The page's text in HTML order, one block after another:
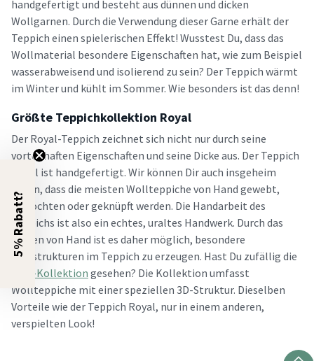
handgefertigt und besteht aus dünnen und dicken
Wollgarnen. Durch die Verwendung dieser Garne erhält der
Teppich einen spielerischen Effekt! Wusstest Du, dass das
Wollmaterial besondere Eigenschaften hat, wie zum Beispiel
wasserabweisend und isolierend zu sein? Der Teppich wärmt
im Winter und kühlt im Sommer. Wie besonders ist das denn!
Größte Teppichkollektion Royal
Der Royal-Teppich zeichnet sich nicht nur durch seine
vorteilhaften Eigenschaften und seine Dicke aus. Der Teppich
Royal ist handgefertigt. Wir können Dir auch insgeheim
sagen, dass die meisten Wollteppiche von Hand gewebt,
geflochten oder geknüpft werden. Die Handarbeit des
Teppichs ist also ein echtes, uraltes Handwerk. Durch das
Weben von Hand ist es daher möglich, besondere
Webstrukturen im Teppich zu erzeugen. Hast Du zufällig die
Knit-Kollektion gesehen? Die Kollektion umfasst
Wollteppiche mit einer speziellen 3D-Struktur. Dieselben
Vorteile wie der Teppich Royal, nur in einem anderen,
verspielten Look!
5% Rabatt?